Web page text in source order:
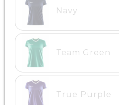
Navy
Team Green
True Purple